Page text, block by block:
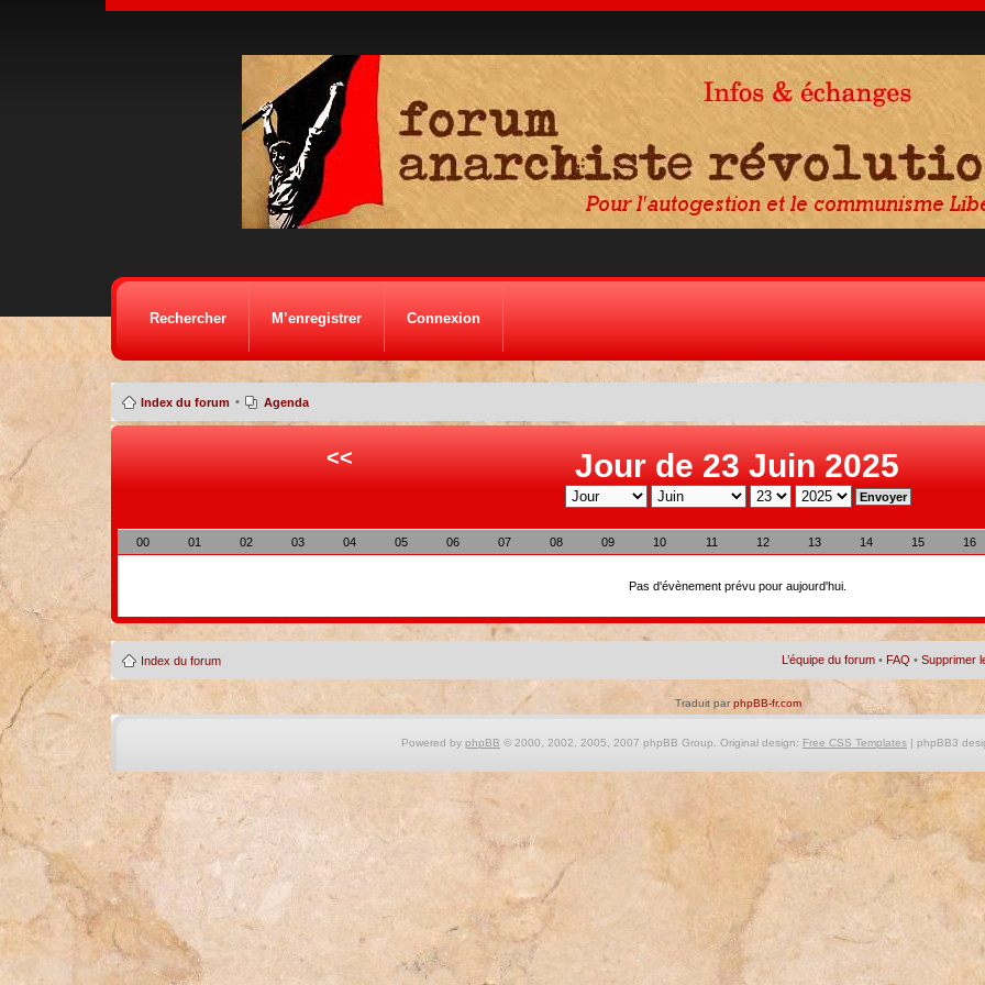
Rechercher M’enregistrer Connexion
Index du forum • Agenda
<< Jour de 23 Juin 2025
00 01 02 03 04 05 06 07 08 09 10 11 12 13 14 15 16
Pas d'évènement prévu pour aujourd'hui.
Index du forum L’équipe du forum • FAQ •Supprimer
Traduit parphpBB-fr.com
Powered by phpBB © 2000, 2002, 2005, 2007 phpBB Group. Original design: Free CSS Templates| phpBB3